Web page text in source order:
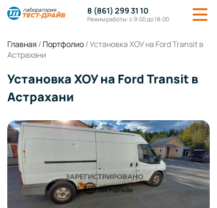
8 (861) 299 31 10
Режим работы: с 9:00 до 18:00
Главная / Портфолио/Установка ХОУ на Ford Transit в
Астрахани
Установка ХОУ на Ford Transit в
Астрахани